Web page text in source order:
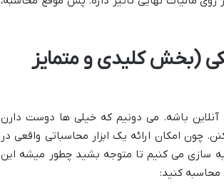
(بخش کلیدی و متمایز
باشه. می دونیم که خیلی ها دوست دارن
چون امکان ارائه یک ابزار محاسباتی واقعی در
سازی می کنیم تا متوجه بشید چطور میشه این
کنید: